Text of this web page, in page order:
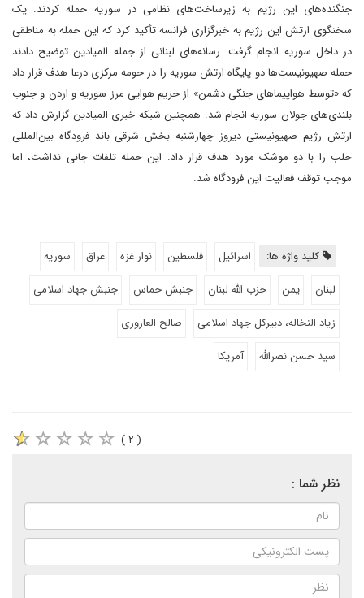
جنگنده‌های این رژیم به زیرساخت‌های نظامی در سوریه حمله کردند. یک
سخنگوی ارتش این رژیم به خبرگزاری فرانسه تأکید کرد که این حمله به مناطقی
در داخل سوریه انجام گرفت. رسانه‌های لبنانی از جمله المیادین توضیح دادند
حمله صهیونیست‌ها دو پایگاه ارتش سوریه را در حومه مرکزی درعا هدف قرار داد
که «توسط هواپیماهای جنگی دشمن» از حریم هوایی مرز سوریه و اردن و جنوب
بلندی‌های جولان سوریه انجام شد. همچنین شبکه خبری المیادین گزارش داد که
ارتش رژیم صهیونیستی دیروز چهارشنبه بخش شرقی باند فرودگاه بین‌المللی
حلب را با دو موشک مورد هدف قرار داد. این حمله تلفات جانی نداشت، اما
موجب توقف فعالیت این فرودگاه شد.
کلید واژه ها: اسرائیل فلسطین نوار غزه عراق
سوریه
لبنان
یمن حزب الله لبنان جنبش حماس
جنبش جهاد اسلامی
زیاد النخاله، دبیرکل جهاد اسلامی
صالح العاروری
سید حسن نصرالله
آمریکا
( ۲ )
نظر شما :